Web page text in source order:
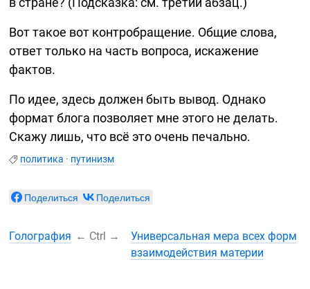
Вот такое вот контробращение. Общие слова,
ответ только на часть вопроса, искажение
фактов.
По идее, здесь должен быть вывод. Однако
формат блога позволяет мне этого не делать.
Скажу лишь, что всё это очень печально.
политика · путинизм
Поделиться Поделиться
Голография ← Ctrl →
Универсальная мера всех форм
взаимодействия материи